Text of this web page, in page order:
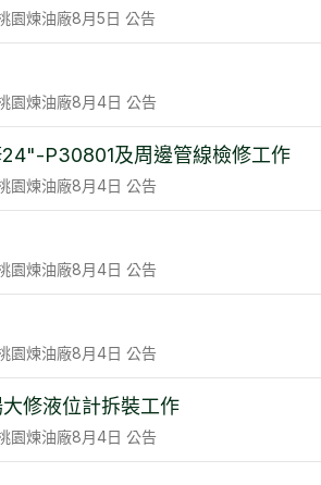
園煉油廠8月5日 公告
園煉油廠8月4日 公告
P30801及周邊管線檢修工作
園煉油廠8月4日 公告
園煉油廠8月4日 公告
園煉油廠8月4日 公告
修液位計拆裝工作
園煉油廠8月4日 公告